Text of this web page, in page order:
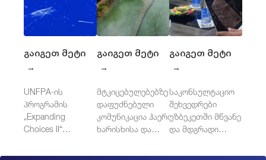
გაიგეთ მეტი
→
UNFPA-ის
პროგრამის
„Expanding
Choices II“
შეფასება
გაიგეთ მეტი
→
მტკიცებულებებზე
დაფუძნებული
კომუნიკაცია ჰაერის
ხარისხისა და
გაიგეთ მეტი
→
საკონსულტაციო
შეხვედრები
უზბეკეთში მწვანე
და მდგრადი
შესყიდვების